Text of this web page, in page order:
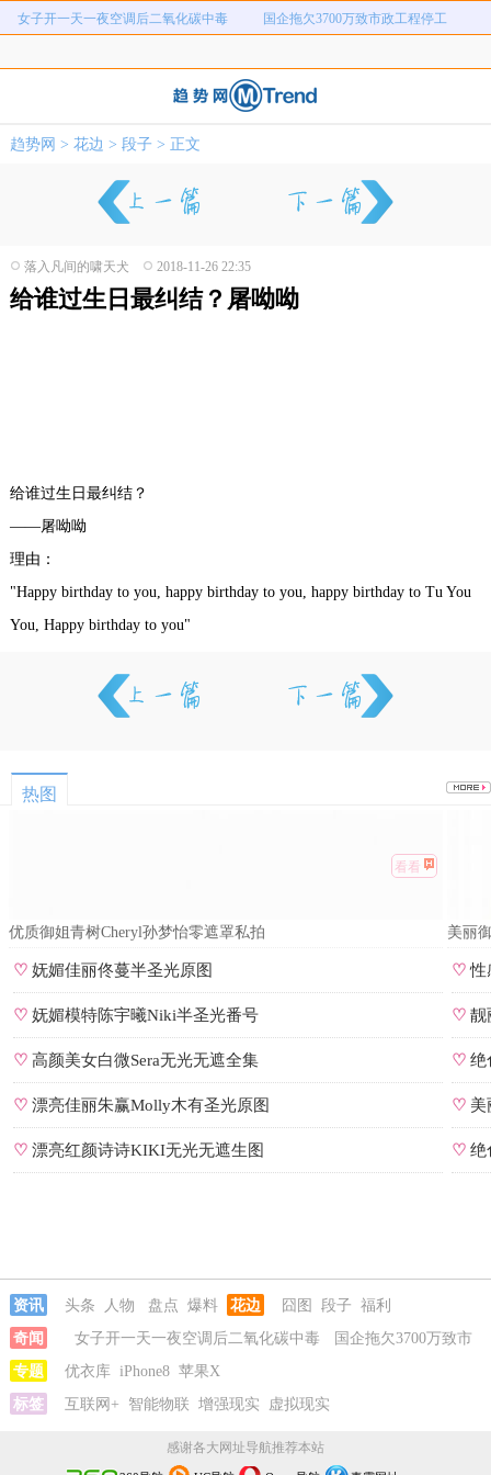
女子开一天一夜空调后二氧化碳中毒 国企拖欠3700万致市政工程停工
女子用漏洞0元买了3千台电器 直播自杀日本女网红已身亡
员工用代码17小时删光公司89TB数据
趋势网 > 花边 > 段子> 正文
落入凡间的啸天犬 2018-11-26 22:35
给谁过生日最纠结？屠呦呦
给谁过生日最纠结？
——屠呦呦
理由：
"Happy birthday to you, happy birthday to you, happy birthday to Tu You
You, Happy birthday to you"
热图
看看
优质御姐青树Cheryl孙梦怡零遮罩私拍 美丽
♡ 妩媚佳丽佟蔓半圣光原图 ♡性
♡ 妩媚模特陈宇曦Niki半圣光番号 ♡ 靓
♡ 高颜美女白微Sera无光无遮全集 ♡ 绝
♡ 漂亮佳丽朱赢Molly木有圣光原图 ♡ 美
♡ 漂亮红颜诗诗KIKI无光无遮生图 ♡ 绝
资讯 头条 人物 盘点 爆料 花边 囧图 段子 福利
奇闻
女子开一天一夜空调后二氧化碳中毒
国企拖欠3700万致市
政工程停工
专题 优衣库 iPhone8 苹果X
标签
互联网+ 智能物联 增强现实 虚拟现实
感谢各大网址导航推荐本站